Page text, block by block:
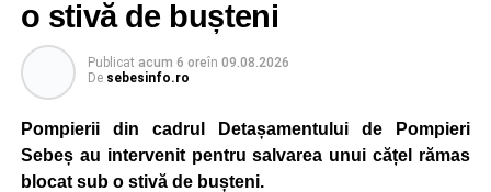
o stivă de bușteni
Publicat acum 6 oreîn 09.08.2026
De sebesinfo.ro
Pompierii din cadrul Detașamentului de Pompieri
Sebeș au intervenit pentru salvarea unui cățel rămas
blocat sub o stivă de bușteni.